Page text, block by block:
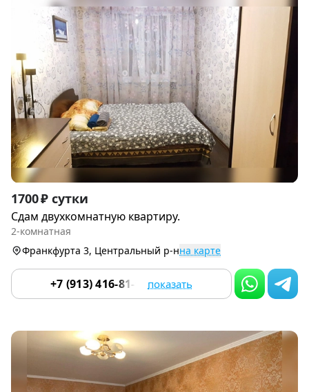
Item
1
of
9
1700 ₽ сутки
Сдам двухкомнатную квартиру.
2-комнатная
Франкфурта 3, Центральный р-нна карте
+7 (913) 416-81-07 показать